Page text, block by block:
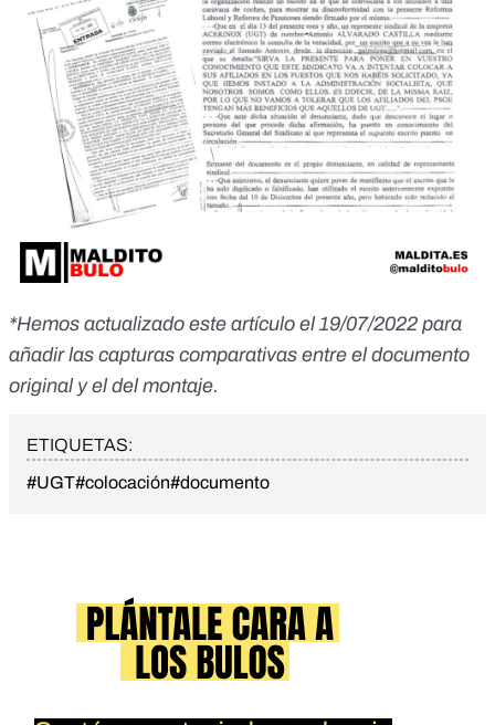
*Hemos actualizado este artículo el 19/07/2022 para
añadir las capturas comparativas entre el documento
original y el del montaje.
ETIQUETAS:
#UGT#colocación#documento